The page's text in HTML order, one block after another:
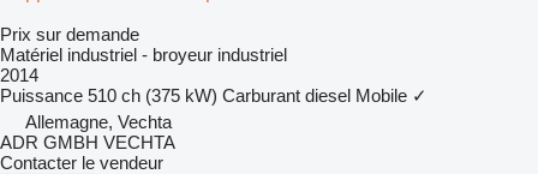
Prix sur demande
Matériel industriel - broyeur industriel
2014
Puissance 510 ch (375 kW) Carburant diesel Mobile ✓
Allemagne, Vechta
ADR GMBH VECHTA
Contacter le vendeur